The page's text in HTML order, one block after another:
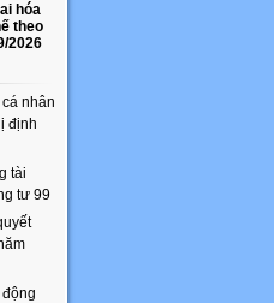
hóa
theo
2026
nhân
định
tài
tư 99